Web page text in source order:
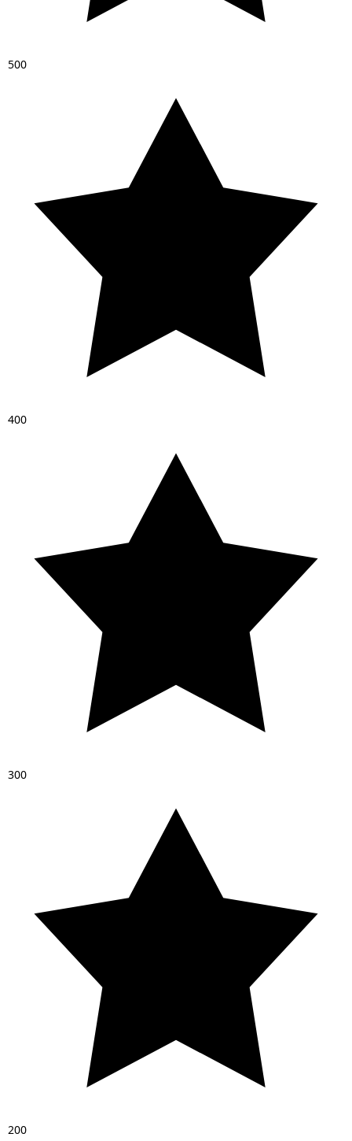
500
400
300
200